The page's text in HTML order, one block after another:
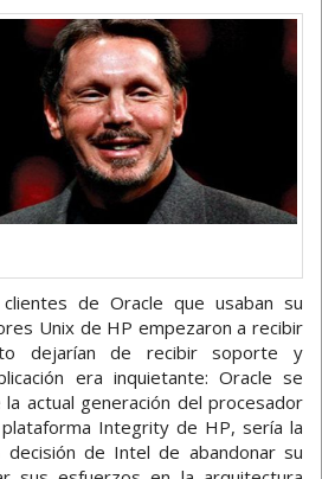
de Oracle que usaban su
Unix de HP empezaron a recibir
dejarían de recibir soporte y
era inquietante: Oracle se
actual generación del procesador
Integrity de HP, sería la
de Intel de abandonar su